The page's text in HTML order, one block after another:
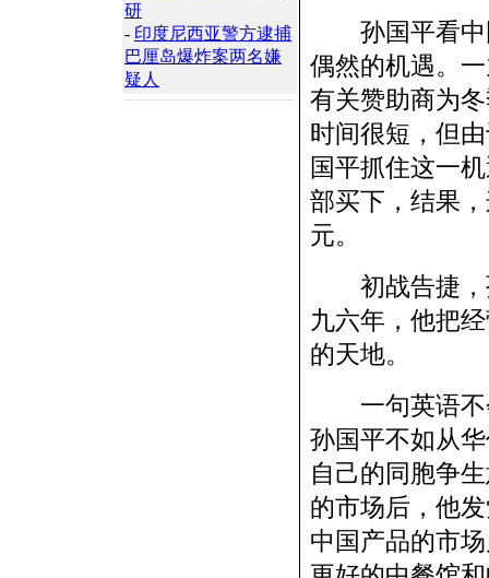
研
- 印度尼西亚警方逮捕
巴厘岛爆炸案两名嫌
疑人
孙国平看中
偶然的机遇。
有关赞助商为
时间很短，但
国平抓住这一
部买下，结果
元。
初战告捷，
九六年，他把
的天地。
一句英语不
孙国平不如从
自己的同胞争
的市场后，他
中国产品的市